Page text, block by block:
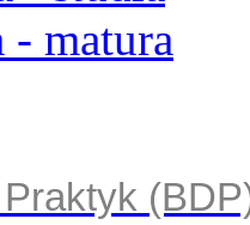
- matura